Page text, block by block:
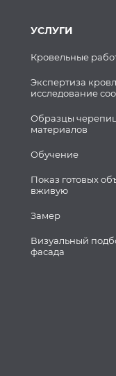
УСЛУГИ
Кровельные
Экспертиза
исследование
Образцы
материалов
Обучение
Показ готовых
вживую
Замер
Визуальный
фасада